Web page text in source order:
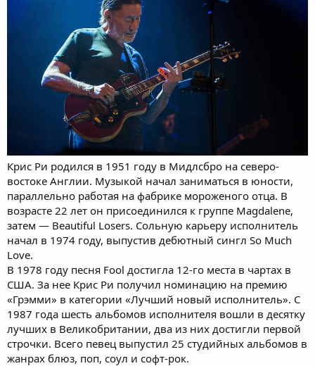
Крис Ри родился в 1951 году в Мидлсбро на северо-
востоке Англии. Музыкой начал заниматься в юности,
параллельно работая на фабрике мороженого отца. В
возрасте 22 лет он присоединился к группе Magdalene,
затем — Beautiful Losers. Сольную карьеру исполнитель
начал в 1974 году, выпустив дебютный сингл So Much
Love.
В 1978 году песня Fool достигла 12-го места в чартах в
США. За нее Крис Ри получил номинацию на премию
«Грэмми» в категории «Лучший новый исполнитель». С
1987 года шесть альбомов исполнителя вошли в десятку
лучших в Великобритании, два из них достигли первой
строчки. Всего певец выпустил 25 студийных альбомов в
жанрах блюз, поп, соул и софт-рок.